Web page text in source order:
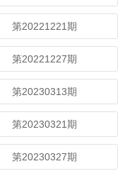
第20221221期
第20221227期
第20230313期
第20230321期
第20230327期